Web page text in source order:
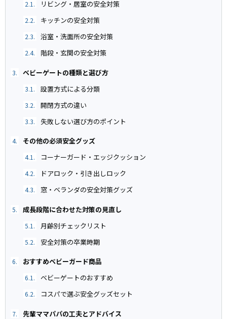
2.1. リビング・居室の安全対策
2.2. キッチンの安全対策
2.3. 浴室・洗面所の安全対策
2.4. 階段・玄関の安全対策
3. ベビーゲートの種類と選び方
3.1. 設置方式による分類
3.2. 開閉方式の違い
3.3. 失敗しない選び方のポイント
4. その他の必須安全グッズ
4.1. コーナーガード・エッジクッション
4.2. ドアロック・引き出しロック
4.3. 窓・ベランダの安全対策グッズ
5. 成長段階に合わせた対策の見直し
5.1. 月齢別チェックリスト
5.2. 安全対策の卒業時期
6. おすすめベビーガード商品
6.1. ベビーゲートのおすすめ
6.2. コスパで選ぶ安全グッズセット
7. 先輩ママパパの工夫とアドバイス